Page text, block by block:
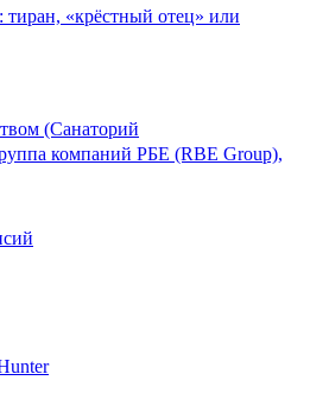
тиран, «крёстный отец» или
(Санаторий
компаний РБЕ (RBE Group),